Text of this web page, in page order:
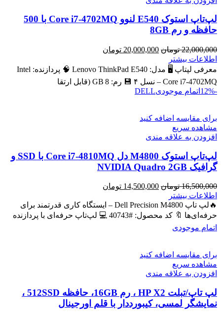
لپ‌تاپ استوک E540 لنوو Core i7-4702MQ با 500
حافظه و رم 8GB
22,000,000 تومان قیمت
22,000,000 تومان
20,000,000 تومان
20,000,000 تومان
است.
اطلاعات بیشتر
معرفی لپتاپ 🖥️ مدل: Lenovo ThinkPad E540 🧠 پردازنده: Intel
Core i7‑4702MQ – نسل ۴ 💾 رم: 8 GB (قابل ارتقا
-12%
اتمام موجودیDELL
برای مقایسه اضافه کنید
مشاهده سریع
افزودن به علاقه مندی
لپ‌تاپ استوک M4800 دل Core i7-4810MQ با SSD و
گرافیک NVIDIA Quadro 2GB
16,500,000 تومان قیمت
16,500,000 تومان
بود.
14,500,000 تومان
14,500,000 تومان
است.
اطلاعات بیشتر
🔥لپ تاپ Dell Precision M4800 – ایستگاه کاری قدرتمند برای
حرفه‌ای‌ها 🔖 کد محصول: #40743 💻 لپ‌تاپ حرفه‌ای با پردازنده
اتمام موجودی
برای مقایسه اضافه کنید
مشاهده سریع
افزودن به علاقه مندی
لپ تاپ/تبلت HP X2 ، رم 16GB، حافظه 512SSD ،
نمایشگر لمسی، کیبورددار با قلم اورجینال